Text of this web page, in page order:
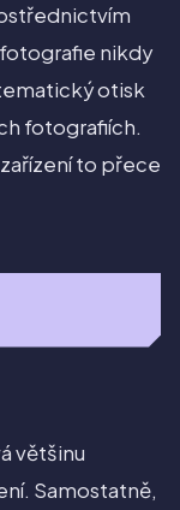
fotografie nikdy
otisk
fotografiích.
to přece
většinu
Samostatně,